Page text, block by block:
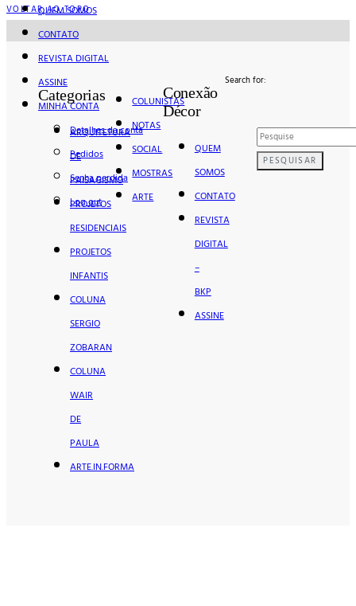
QUEM SOMOS
CONTATO
REVISTA DIGITAL
ASSINE
MINHA CONTA
Detalhes da conta
Pedidos
Senha perdida
Log out
VOLTAR AO TOPO
Categorias
ARQUITETURA
DE
PAISAGISMO
PROJETOS
RESIDENCIAIS
PROJETOS
INFANTIS
COLUNA
SERGIO
ZOBARAN
COLUNA
WAIR
DE
PAULA
ARTE.IN.FORMA
COLUNISTAS
NOTAS
SOCIAL
MOSTRAS
ARTE
Conexão
Décor
QUEM
SOMOS
CONTATO
REVISTA
DIGITAL
–
BKP
ASSINE
Search for:
PESQUISAR